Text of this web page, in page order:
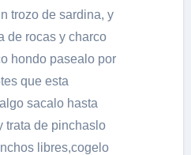
trozo de sardina, y
de rocas y charco
hondo pasealo por
que esta
sacalo hasta
trata de pinchaslo
libres,cogelo